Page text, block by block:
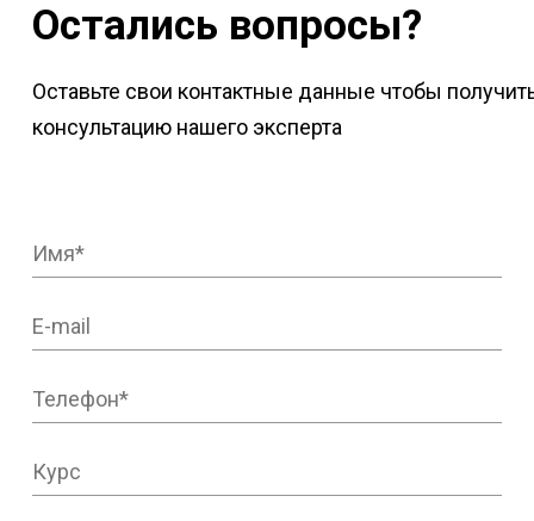
Остались вопросы?
Оставьте свои контактные данные чтобы
консультацию нашего эксперта